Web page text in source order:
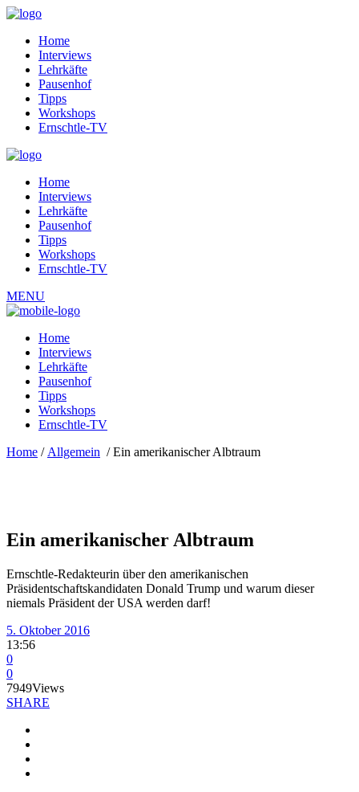
Home
Interviews
Lehrkäfte
Pausenhof
Tipps
Workshops
Ernschtle-TV
Home
Interviews
Lehrkäfte
Pausenhof
Tipps
Workshops
Ernschtle-TV
MENU
Home
Interviews
Lehrkäfte
Pausenhof
Tipps
Workshops
Ernschtle-TV
Home / Allgemein /Ein amerikanischer Albtraum
Ein amerikanischer Albtraum
Ernschtle-Redakteurin über den amerikanischen
Präsidentschaftskandidaten Donald Trump und warum dieser
niemals Präsident der USA werden darf!
5. Oktober 2016
13:56
0
0
7949Views
SHARE